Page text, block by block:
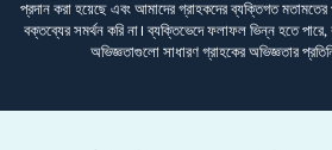
প্রদান করা হয়েছে এবং আমাদের গ্রাহকদের ব্যক্তিগত মতামতের
বক্তব্যের সমর্থন করি না। ব্যক্তিভেদে ফলাফল ভিন্ন হতে পারে,
অভিজ্ঞতাগুলো সাধারণ গ্রাহকের অভিজ্ঞতার